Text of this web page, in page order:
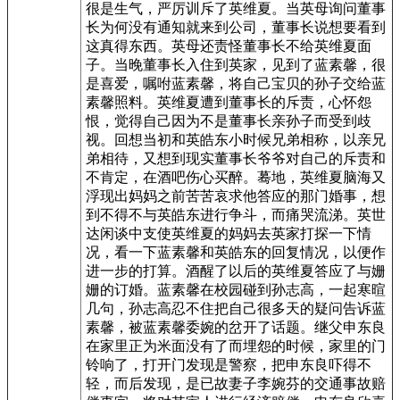
很是生气，严厉训斥了英维夏。当英母询问董事
长为何没有通知就来到公司，董事长说想要看到
这真得东西。英母还责怪董事长不给英维夏面
子。当晚董事长入住到英家，见到了蓝素馨，很
是喜爱，嘱咐蓝素馨，将自己宝贝的孙子交给蓝
素馨照料。英维夏遭到董事长的斥责，心怀怨
恨，觉得自己因为不是董事长亲孙子而受到歧
视。回想当初和英皓东小时候兄弟相称，以亲兄
弟相待，又想到现实董事长爷爷对自己的斥责和
不肯定，在酒吧伤心买醉。蓦地，英维夏脑海又
浮现出妈妈之前苦苦哀求他答应的那门婚事，想
到不得不与英皓东进行争斗，而痛哭流涕。英世
达闲谈中支使英维夏的妈妈去英家打探一下情
况，看一下蓝素馨和英皓东的回复情况，以便作
进一步的打算。酒醒了以后的英维夏答应了与姗
姗的订婚。蓝素馨在校园碰到孙志高，一起寒暄
几句，孙志高忍不住把自己很多天的疑问告诉蓝
素馨，被蓝素馨委婉的岔开了话题。继父申东良
在家里正为米面没有了而埋怨的时候，家里的门
铃响了，打开门发现是警察，把申东良吓得不
轻，而后发现，是已故妻子李婉芬的交通事故赔